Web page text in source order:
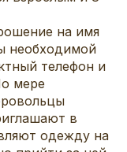
на имя
необходимой
телефон и
мере
в
одежду на